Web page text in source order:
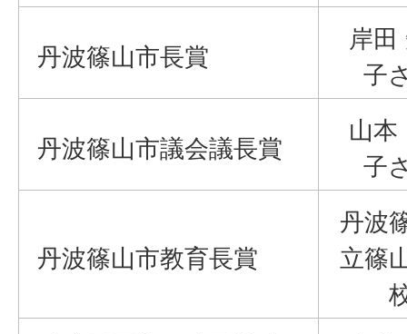
丹波篠山市長賞
岸田
子
丹波篠山市議会議長賞
山本
子
丹波篠山市教育長賞
丹波
立篠